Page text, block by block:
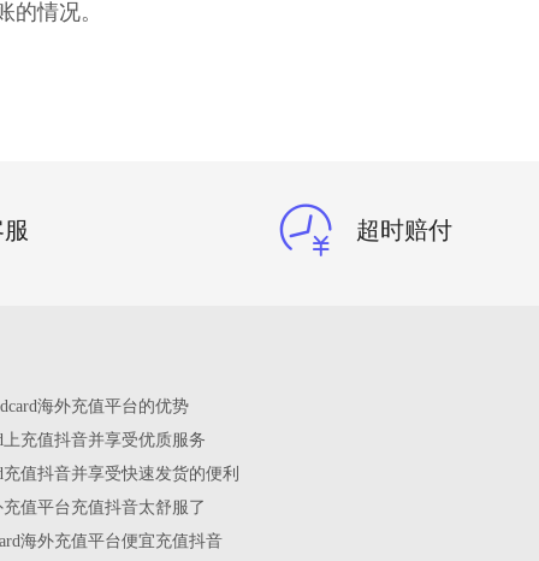
情况。
超时赔付
海外充值平台的优势
上充值抖音并享受优质服务
充值抖音并享受快速发货的便利
充值平台充值抖音太舒服了
海外充值平台便宜充值抖音